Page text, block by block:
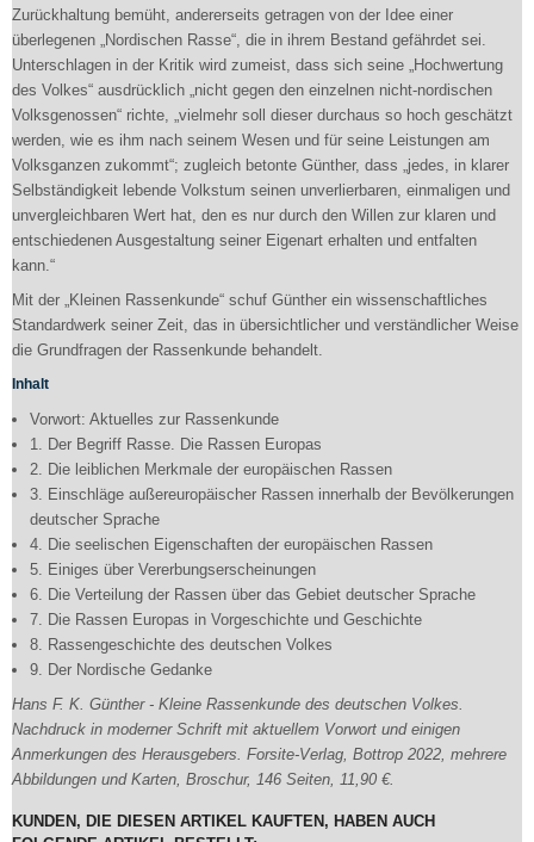
Zurückhaltung bemüht, andererseits getragen von der Idee einer
überlegenen „Nordischen Rasse“, die in ihrem Bestand gefährdet sei.
Unterschlagen in der Kritik wird zumeist, dass sich seine „Hochwertung
des Volkes“ ausdrücklich „nicht gegen den einzelnen nicht-nordischen
Volksgenossen“ richte, „vielmehr soll dieser durchaus so hoch geschätzt
werden, wie es ihm nach seinem Wesen und für seine Leistungen am
Volksganzen zukommt“; zugleich betonte Günther, dass „jedes, in klarer
Selbständigkeit lebende Volkstum seinen unverlierbaren, einmaligen und
unvergleichbaren Wert hat, den es nur durch den Willen zur klaren und
entschiedenen Ausgestaltung seiner Eigenart erhalten und entfalten
kann.“
Mit der „Kleinen Rassenkunde“ schuf Günther ein wissenschaftliches
Standardwerk seiner Zeit, das in übersichtlicher und verständlicher Weise
die Grundfragen der Rassenkunde behandelt.
Inhalt
Vorwort: Aktuelles zur Rassenkunde
1. Der Begriff Rasse. Die Rassen Europas
2. Die leiblichen Merkmale der europäischen Rassen
3. Einschläge außereuropäischer Rassen innerhalb der Bevölkerungen
deutscher Sprache
4. Die seelischen Eigenschaften der europäischen Rassen
5. Einiges über Vererbungserscheinungen
6. Die Verteilung der Rassen über das Gebiet deutscher Sprache
7. Die Rassen Europas in Vorgeschichte und Geschichte
8. Rassengeschichte des deutschen Volkes
9. Der Nordische Gedanke
Hans F. K. Günther - Kleine Rassenkunde des deutschen Volkes.
Nachdruck in moderner Schrift mit aktuellem Vorwort und einigen
Anmerkungen des Herausgebers. Forsite-Verlag, Bottrop 2022, mehrere
Abbildungen und Karten, Broschur, 146 Seiten, 11,90 €.
KUNDEN, DIE DIESEN ARTIKEL KAUFTEN, HABEN AUCH